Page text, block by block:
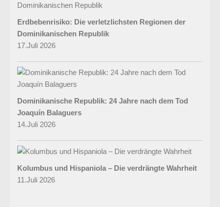
Erdbebenrisiko: Die verletzlichsten Regionen der
Dominikanischen Republik
17.Juli 2026
Dominikanische Republik: 24 Jahre nach dem Tod
Joaquín Balaguers
14.Juli 2026
Kolumbus und Hispaniola – Die verdrängte Wahrheit
11.Juli 2026